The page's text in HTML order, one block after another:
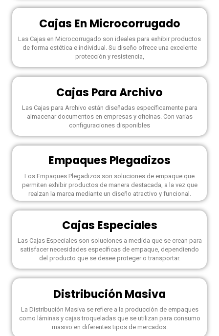
Cajas En Microcorrugado
Las Cajas en Microcorrugado son ideales para exhibir productos
de forma estética e individual. Su diseño ofrece una excelente
protección y resistencia,
Cajas Para Archivo
Las Cajas para Archivo están diseñadas específicamente para
almacenar documentos en empresas y oficinas. Con varias
configuraciones disponibles
Empaques Plegadizos
Los Empaques Plegadizos son soluciones de empaque que
permiten exhibir productos de manera destacada, a la vez que
realzan la marca mediante un diseño atractivo y funcional.
Cajas Especiales
Las Cajas Especiales son soluciones a medida que se crean para
satisfacer necesidades específicas de empaque, dependiendo
del producto que se desee proteger o transportar.
Distribución Masiva
La Distribución Masiva se refiere a la producción de empaques
como láminas y cajas troqueladas que se utilizan para consumo
masivo en diferentes tipos de mercados.